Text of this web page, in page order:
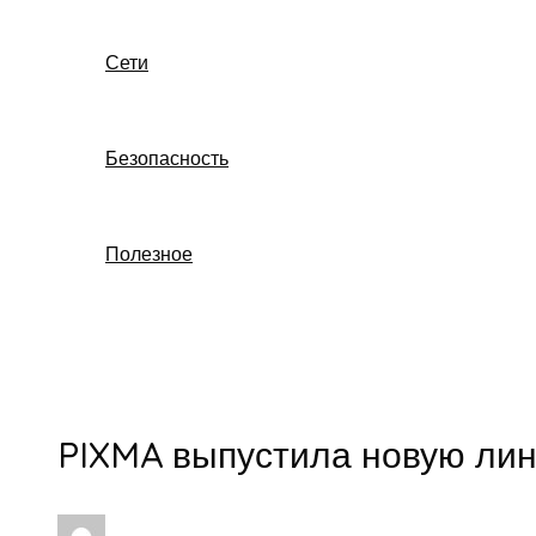
Сети
Безопасность
Полезное
PIXMA выпустила новую